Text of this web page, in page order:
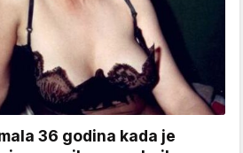
36 godina kada je